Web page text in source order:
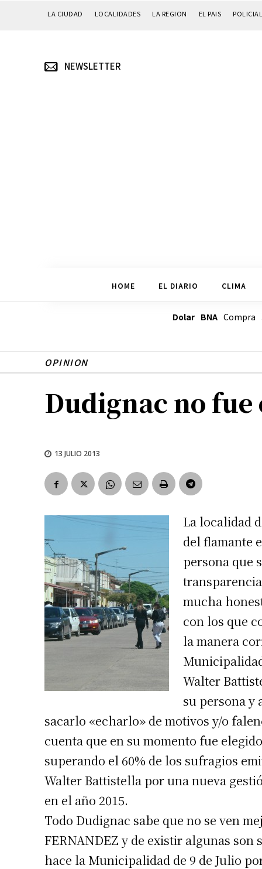
LA CIUDAD LOCALIDADES LA REGION EL PAIS
NEWSLETTER
HOME EL DIARIO CLIMA
Dolar BNACompra
OPINION
Dudignac no
13 JULIO 2013
La localidad
del flamante
persona que
mucha
con los que
la manera
Walter
su persona y
sacarlo «echarlo» de motivos y/o
cuenta que en su momento fue
superando el 60% de los sufragios
Walter Battistella por una nueva
en el año 2015.
Todo Dudignac sabe que no se ven
FERNANDEZ y de existir algunas
hace la Municipalidad de 9 de Julio